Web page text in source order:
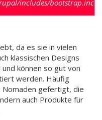
includes/bootstrap.inc).
da es sie in vielen
klassischen Designs
können so gut von
werden. Häufig
gefertigt, die
auch Produkte für